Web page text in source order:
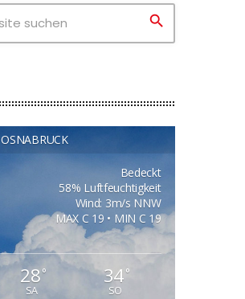
search
OSNABRÜCK
Bedeckt
58% Luftfeuchtigkeit
Wind: 3m/s NNW
MAX C 19 • MIN C 19
28°
SA
34°
SO